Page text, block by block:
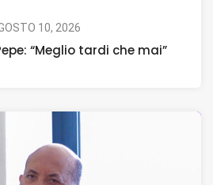
10, 2026
“Meglio tardi che mai”